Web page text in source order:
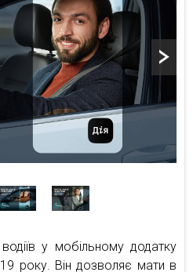
у мобільному додатку
року. Він дозволяє мати в